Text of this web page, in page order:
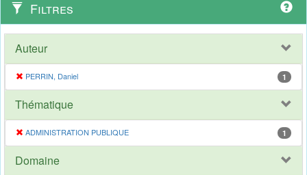
Filtres
Auteur
PERRIN, Daniel 1
Thématique
ADMINISTRATION PUBLIQUE 1
Domaine